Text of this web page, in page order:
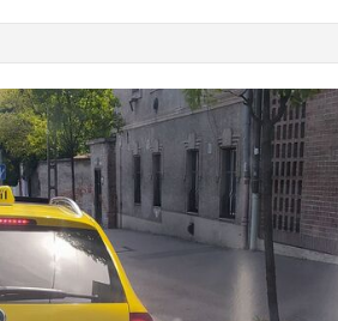
k
o
r
a
p
o
f
á
l